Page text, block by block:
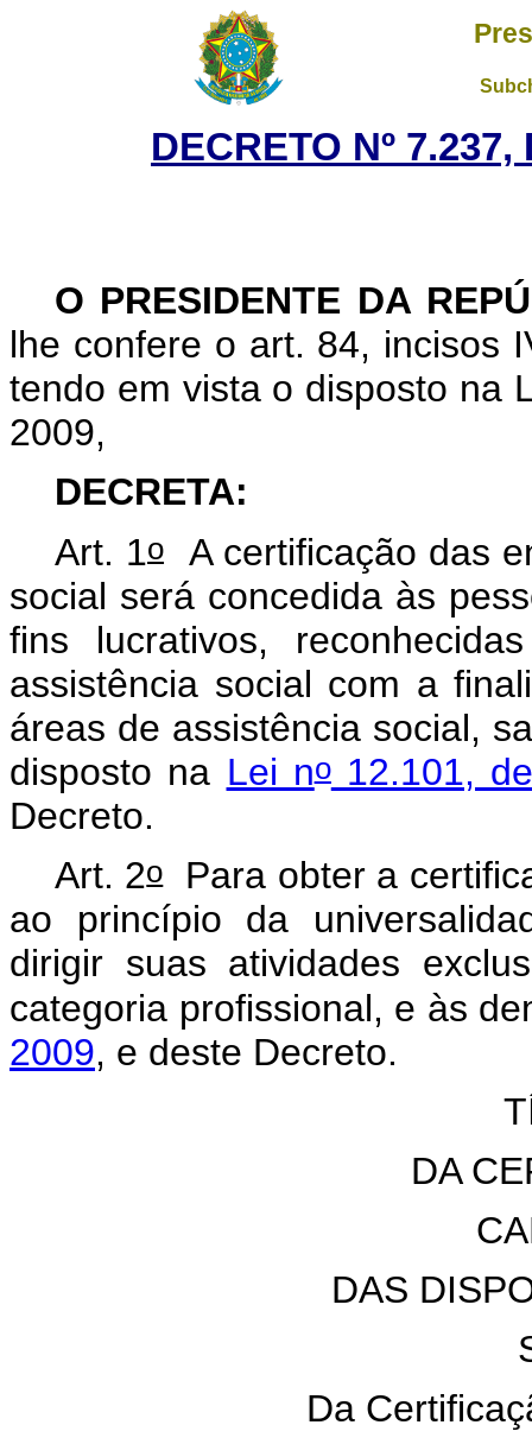
DECRETO Nº
O PRESIDENTE DA
lhe confere o art. 84, incisos
tendo em vista o disposto na
2009,
DECRETA:
Art. 1o
A certificação das
social será concedida às
fins lucrativos,
assistência social com a
áreas de assistência social,
disposto na Lei no12.101,
Decreto.
Art. 2oPara obter a
ao princípio da
dirigir suas atividades
categoria profissional, e às
2009, e deste Decreto.
DA
DAS
Da